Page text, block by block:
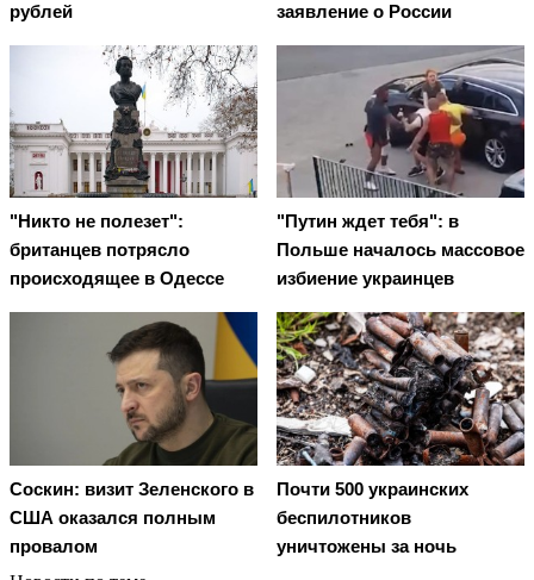
рублей
заявление о России
"Никто не полезет":
британцев потрясло
происходящее в Одессе
"Путин ждет тебя": в
Польше началось массовое
избиение украинцев
Соскин: визит Зеленского в
США оказался полным
провалом
Почти 500 украинских
беспилотников
уничтожены за ночь